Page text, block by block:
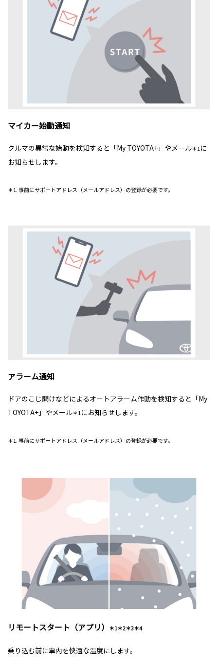
マイカー始動通知
クルマの異常な始動を検知すると「My TOYOTA+」やメール＊1 に
お知らせします。
＊1. 事前にサポートアドレス（メールアドレス）の登録が必要です。
アラーム通知
ドアのこじ開けなどによるオートアラーム作動を検知すると「My
TOYOTA+」やメール＊1 にお知らせします。
＊1. 事前にサポートアドレス（メールアドレス）の登録が必要です。
リモートスタート（アプリ） ＊1＊2＊3＊4
乗り込む前に車内を快適な温度にします。